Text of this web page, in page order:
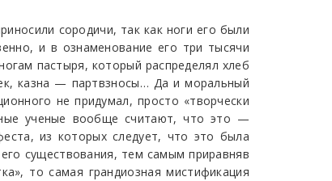
сородичи, так как ноги его были
и в ознаменование его три тысячи
пастыря, который распределял хлеб
казна — партвзносы… Да и моральный
не придумал, просто «творчески
ученые вообще считают, что это —
из которых следует, что это была
существования, тем самым приравняв
то самая грандиозная мистификация